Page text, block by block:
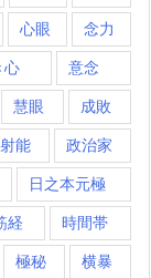
心眼 念力
心 意念
慧眼 成敗
能 政治家
日之本元極
経 時間帯
極秘 横暴